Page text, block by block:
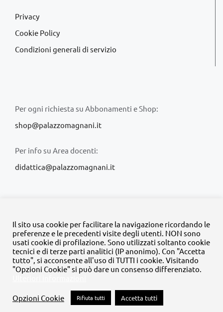
Privacy
Cookie Policy
Condizioni generali di servizio
Per ogni richiesta su Abbonamenti e Shop:
shop@palazzomagnani.it
Per info su Area docenti:
didattica@palazzomagnani.it
© Copyright 2020 -2026 | Tutti i diritti riservati | MyFpm è un
progetto dellaFondazione Palazzo Magnani
FacebookInstagram
TwitterLinkedInYouTube
Il sito usa cookie per facilitare la navigazione ricordando le
preferenze e le precedenti visite degli utenti. NON sono
usati cookie di profilazione. Sono utilizzati soltanto cookie
tecnici e di terze parti analitici (IP anonimo). Con "Accetta
tutto", si acconsente all'uso di TUTTI i cookie. Visitando
"Opzioni Cookie" si può dare un consenso differenziato.
Opzioni Cookie Rifiuta tutti Accetta tutti